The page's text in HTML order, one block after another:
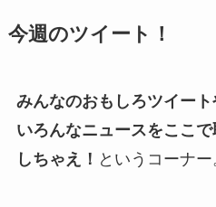
今週のツイート！
みんなのおもしろツイー
いろんなニュースをここ
しちゃえ！ というコーナー